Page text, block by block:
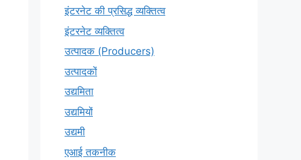
इंटरनेट की प्रसिद्ध व्यक्तित्व
इंटरनेट व्यक्तित्व
उत्पादक (Producers)
उत्पादकों
उद्यमिता
उद्यमियों
उद्यमी
एआई तकनीक